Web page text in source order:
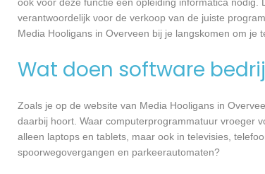
verantwoordelijk voor de verkoop van de juiste
Media Hooligans in Overveen bij je langskomen om je
Wat doen software
Zoals je op de website van Media Hooligans in
daarbij hoort. Waar computerprogrammatuur vroeger
alleen laptops en tablets, maar ook in televisies,
spoorwegovergangen en parkeerautomaten?